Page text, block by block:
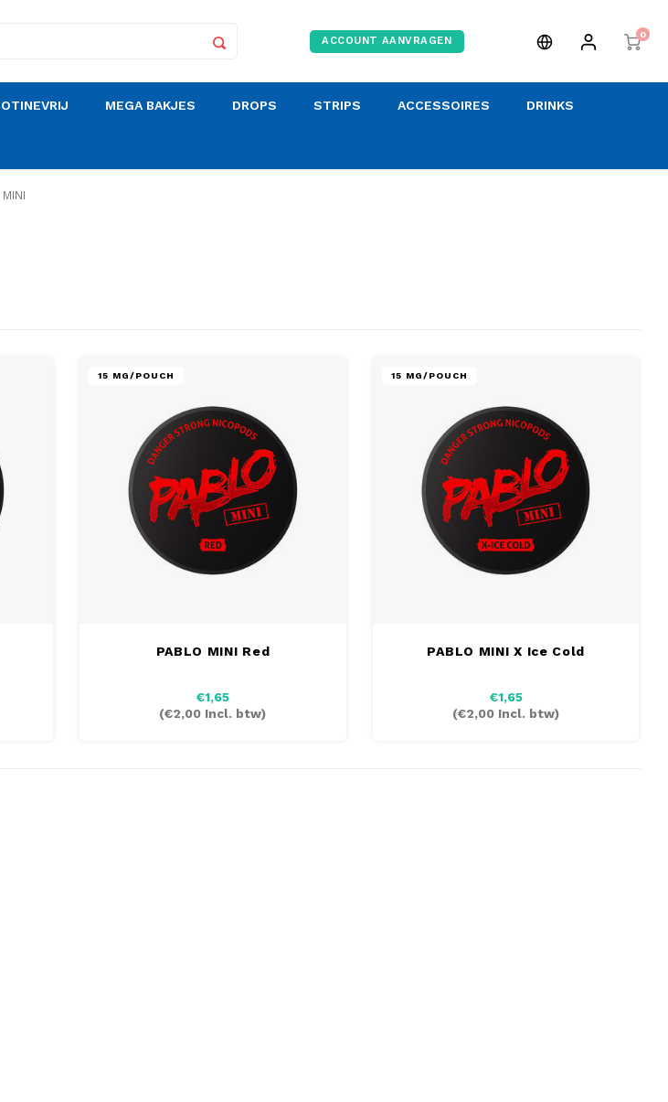
ACCOUNT AANVRAGEN
0
MEGA BAKJES DROPS STRIPS ACCESSOIRES DRINKS
15 MG/POUCH
PABLO MINI Red
€1,65
(€2,00 Incl. btw)
15 MG/POUCH
PABLO MINI X Ice Cold
€1,65
(€2,00 Incl. btw)